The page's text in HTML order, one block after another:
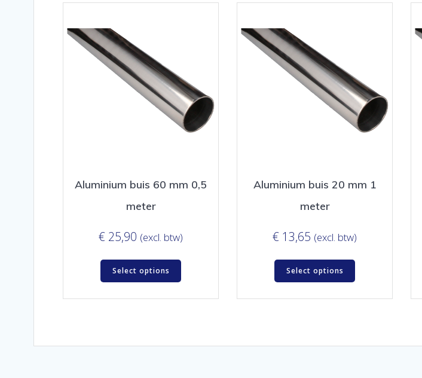
Aluminium buis 60 mm 0,5
meter
€ 25,90 (excl. btw)
Select options
Aluminium buis 20 mm 1
meter
€ 13,65 (excl. btw)
Select options